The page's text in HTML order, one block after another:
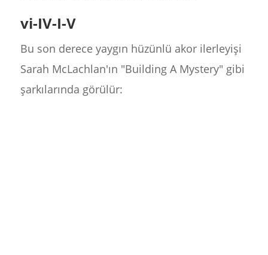
vi-IV-I-V
Bu son derece yaygın hüzünlü akor ilerleyişi
Sarah McLachlan'ın "Building A Mystery" gibi
şarkılarında görülür: